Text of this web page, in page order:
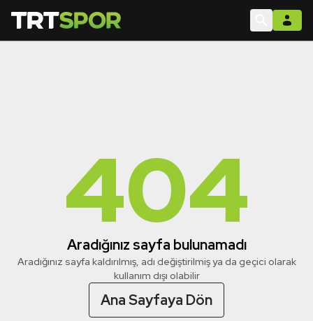
404
Aradığınız sayfa bulunamadı
Aradığınız sayfa kaldırılmış, adı değiştirilmiş ya da geçici olarak
kullanım dışı olabilir
Ana Sayfaya Dön